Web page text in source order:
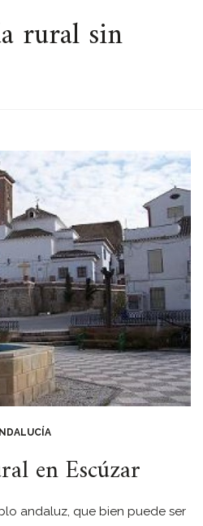
rural sin
en Escúzar
andaluz, que bien puede ser